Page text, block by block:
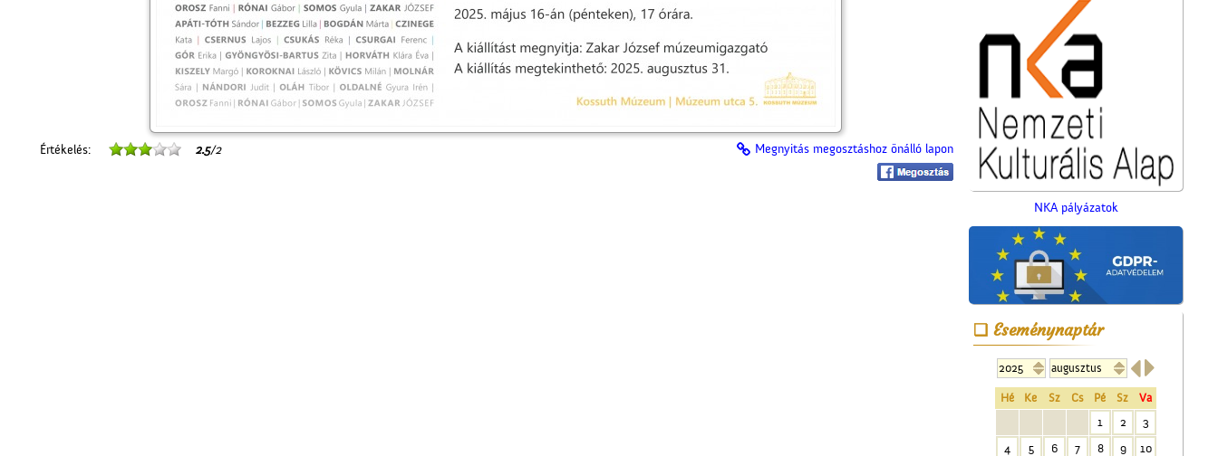
Értékelés: 2.5/2 Megnyitás megosztáshoz önálló lapon
NKA pályázatok
Eseménynaptár

Hé Ke Sz Cs Pé Sz
Va
1
2
3
4
5 6 7 8 9
10
A Czeglédi Népbank Rt.
épülete